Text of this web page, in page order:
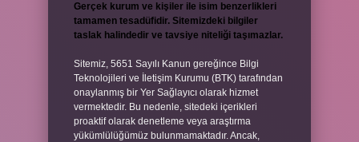
Gerçek kurum ve kişiler ile isim benzerlikleri
tamamen tesadüfidir. Sitemizdeki bilgiler
taslak halindedir ve tavsiye niteliği taşımazlar.
Sitemiz, 5651 Sayılı Kanun gereğince Bilgi
Teknolojileri ve İletişim Kurumu (BTK) tarafından
onaylanmış bir Yer Sağlayıcı olarak hizmet
vermektedir. Bu nedenle, sitedeki içerikleri
proaktif olarak denetleme veya araştırma
yükümlülüğümüz bulunmamaktadır. Ancak,